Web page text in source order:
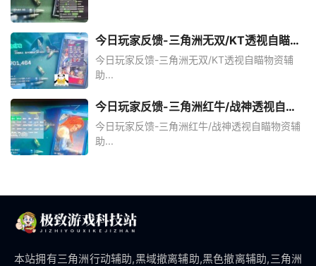
今日玩家反馈-三角洲无双/KT透视自瞄物
资辅助
今日玩家反馈-三角洲无双/KT透视自瞄物资辅
助...
今日玩家反馈-三角洲红牛/战神透视自瞄
物资辅助
今日玩家反馈-三角洲红牛/战神透视自瞄物资辅
助...
本站拥有三角洲行动辅助,黑域撤离辅助,黑色撤离辅助,三角洲